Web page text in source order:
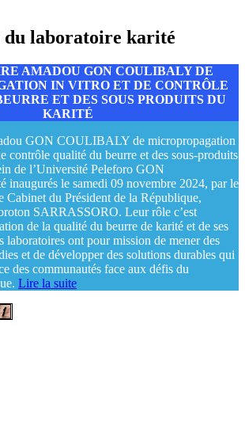
du laboratoire karité
AMADOU GON COULIBALY DE
IN VITRO ET DE CONTRÔLE
ET DES SOUS PRODUITS DU
KARITÉ
GON COULIBALY de micropropagation
contrôle qualité du beurre et des sous-produits
de l’Université Peleforo GON
le samedi 09 novembre 2024, par le
Cabinet du Président de la République,
SARRASSORO. Leur rôle c’est
de la qualité du beurre de karité et de ses
laboratoires ont pour mission de mener des
et de développer des solutions durables qui
des communautés face aux défis du
Lire la suite